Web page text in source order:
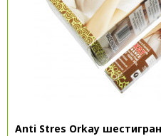
Anti Stres Orkay